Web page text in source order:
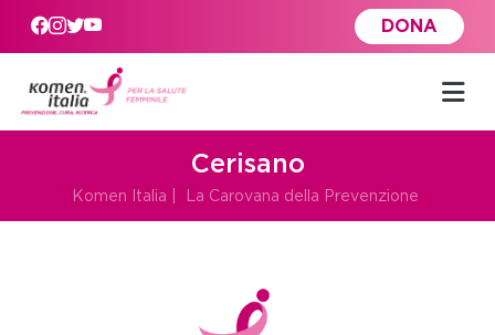
Skip to main content
DONA
Cerisano
Komen Italia La Carovana della Prevenzione